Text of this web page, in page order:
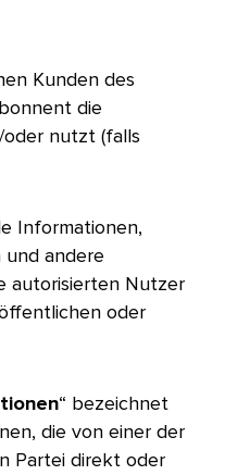
Kunden des
die
nutzt (falls
Informationen,
und andere
autorisierten Nutzer
oder
“ bezeichnet
die von einer der
Partei direkt oder